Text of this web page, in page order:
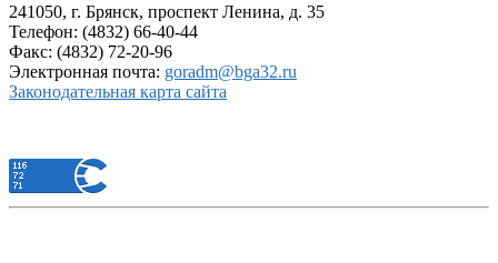
241050, г. Брянск, проспект Ленина, д. 35
Телефон: (4832) 66-40-44
Факс: (4832) 72-20-96
Электронная почта: goradm@bga32.ru
Законодательная карта сайта